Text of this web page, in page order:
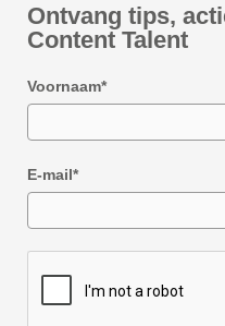
Ontvang tips,
Content Talent
Voornaam*
E-mail*